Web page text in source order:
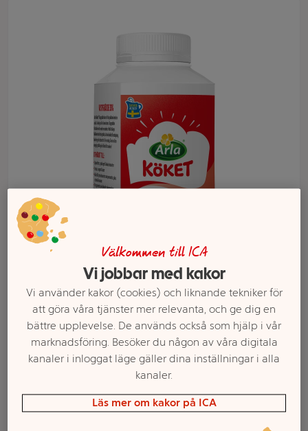
Vispgrädde 36%
Välj butik och handla
Sortimentet kan variera mellan butikerna
Välkommen till ICA
Vi jobbar med kakor
Vi använder kakor (cookies) och liknande tekniker för
att göra våra tjänster mer relevanta, och ge dig en
bättre upplevelse. De används också som hjälp i vår
marknadsföring. Besöker du någon av våra digitala
kanaler i inloggat läge gäller dina inställningar i alla
kanaler.
Läs mer om kakor på ICA